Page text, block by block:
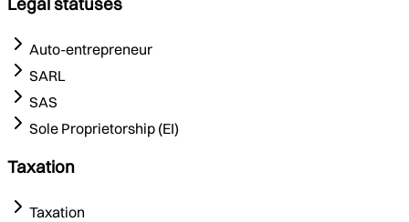
Legal statuses
Auto-entrepreneur
SARL
SAS
Sole Proprietorship (EI)
Taxation
Taxation